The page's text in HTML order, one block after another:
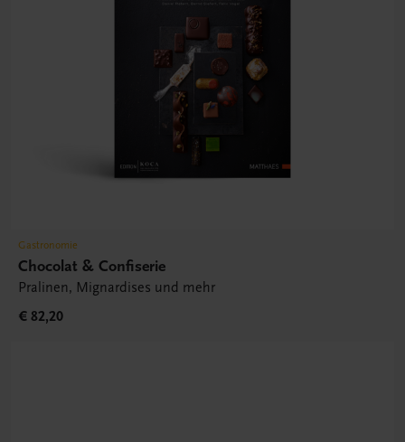
Gastronomie
Chocolat & Confiserie
Pralinen, Mignardises und mehr
€ 82,20